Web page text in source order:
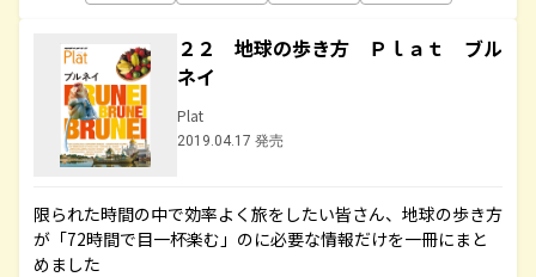
２２ 地球の歩き方 Ｐｌａｔ ブル
ネイ
Plat
2019.04.17 発売
限られた時間の中で効率よく旅をしたい皆さん、地球の歩き方
が「72時間で目一杯楽む」のに必要な情報だけを一冊にまと
めました